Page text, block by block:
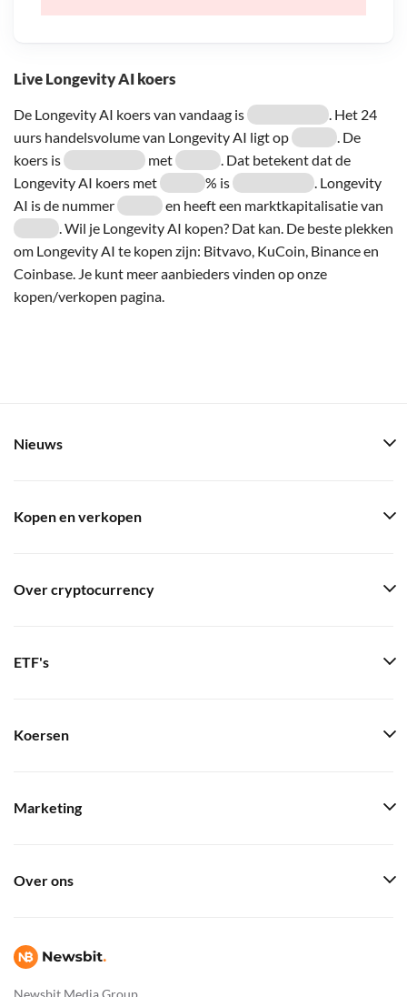
Live Longevity AI koers
De Longevity AI koers van vandaag is
. Het 24
uurs handelsvolume van Longevity AI ligt op
. De
koers is
met
. Dat betekent dat de
Longevity AI koers met
% is
. Longevity
AI is de nummer
en heeft een marktkapitalisatie van
. Wil je Longevity AI kopen? Dat kan. De beste plekken
om Longevity AI te kopen zijn: Bitvavo, KuCoin, Binance en
Coinbase. Je kunt meer aanbieders vinden op onze
kopen/verkopen pagina.
Newsbit Media Group
Nieuws
Kopen en verkopen
Over cryptocurrency
ETF's
Koersen
Marketing
Over ons